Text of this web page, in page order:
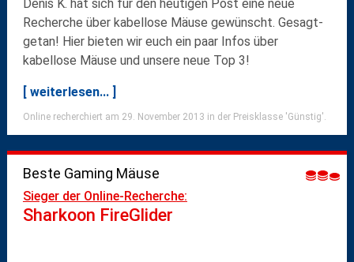
Denis K. hat sich für den heutigen Post eine neue
Recherche über kabellose Mäuse gewünscht. Gesagt-
getan! Hier bieten wir euch ein paar Infos über
kabellose Mäuse und unsere neue Top 3!
[ weiterlesen... ]
Online recherchiert am 29. November 2013 in der Preisklasse 'Günstig'.
Beste Gaming Mäuse
Sieger der Online-Recherche:
Sharkoon FireGlider